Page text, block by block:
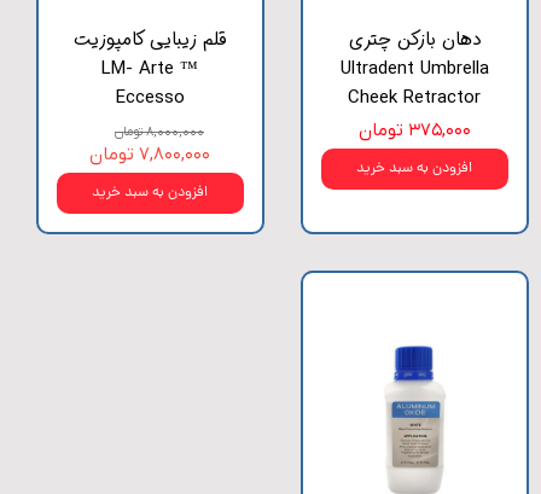
دهان بازکن چتری
Ultradent Umbrella
Cheek Retractor
۳۷۵,۰۰۰ تومان
افزودن به سبد خرید
قلم زیبایی کامپوزیت
LM- Arte ™
Eccesso
۸,۰۰۰,۰۰۰ تومان
۷,۸۰۰,۰۰۰ تومان
افزودن به سبد خرید